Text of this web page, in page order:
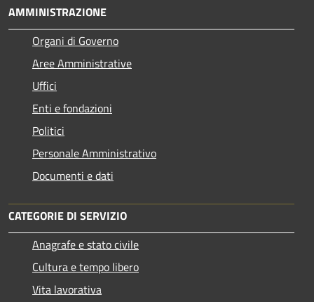
AMMINISTRAZIONE
Organi di Governo
Aree Amministrative
Uffici
Enti e fondazioni
Politici
Personale Amministrativo
Documenti e dati
CATEGORIE DI SERVIZIO
Anagrafe e stato civile
Cultura e tempo libero
Vita lavorativa